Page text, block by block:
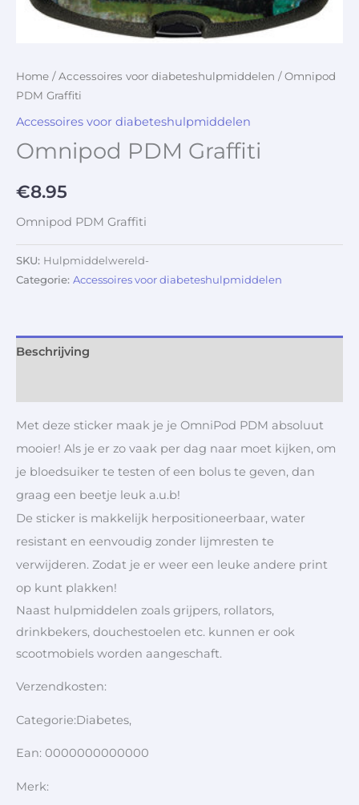
Home /Accessoires voor diabeteshulpmiddelen / Omnipod
PDM Graffiti
Accessoires voor diabeteshulpmiddelen
Omnipod PDM Graffiti
€8.95
Omnipod PDM Graffiti
SKU: Hulpmiddelwereld-
Categorie: Accessoires voor diabeteshulpmiddelen
Beschrijving
Met deze sticker maak je je OmniPod PDM absoluut
mooier! Als je er zo vaak per dag naar moet kijken, om
je bloedsuiker te testen of een bolus te geven, dan
graag een beetje leuk a.u.b!
De sticker is makkelijk herpositioneerbaar, water
resistant en eenvoudig zonder lijmresten te
verwijderen. Zodat je er weer een leuke andere print
op kunt plakken!
Naast hulpmiddelen zoals grijpers, rollators,
drinkbekers, douchestoelen etc. kunnen er ook
scootmobiels worden aangeschaft.
Verzendkosten:
Categorie:Diabetes,
Ean: 0000000000000
Merk: